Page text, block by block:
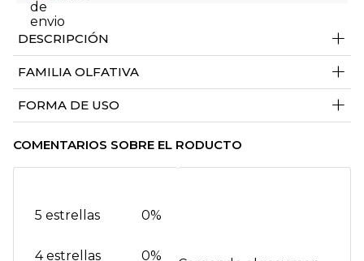
DESCRIPCIÓN +
FAMILIA OLFATIVA +
FORMA DE USO +
COMENTARIOS SOBRE EL RODUCTO
5 estrellas 0%
4 estrellas 0%